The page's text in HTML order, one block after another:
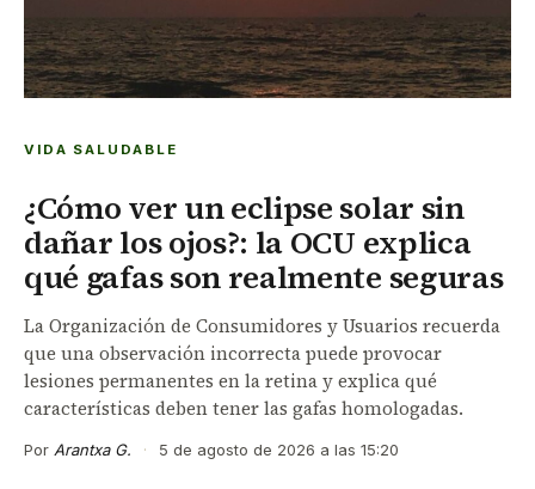
VIDA SALUDABLE
¿Cómo ver un eclipse solar sin
dañar los ojos?: la OCU explica
qué gafas son realmente seguras
La Organización de Consumidores y Usuarios recuerda
que una observación incorrecta puede provocar
lesiones permanentes en la retina y explica qué
características deben tener las gafas homologadas.
Por Arantxa G. · 5 de agosto de 2026 a las 15:20